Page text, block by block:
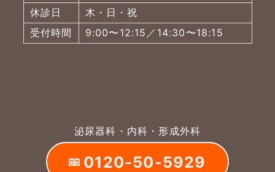
休診日
木・日・祝
受付時間
9:00〜12:15／14:30〜18:15
泌尿器科・内科・形成外科
0120-50-5929